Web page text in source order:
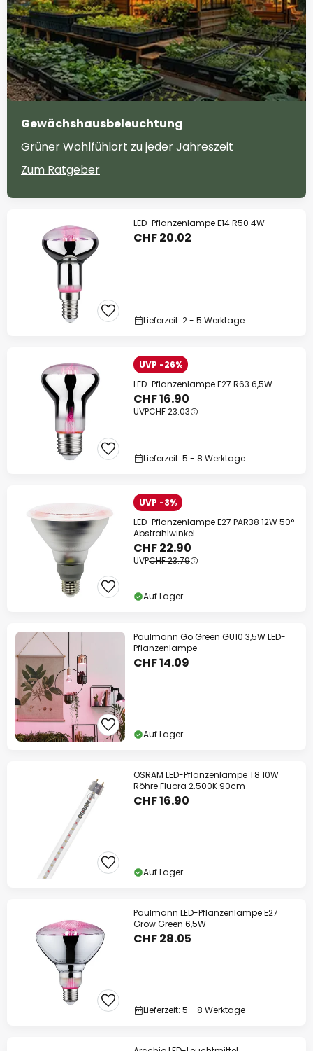
Gewächshausbeleuchtung
Grüner Wohlfühlort zu jeder Jahreszeit
Zum Ratgeber
LED-Pflanzenlampe E14 R50 4W
CHF 20.02
Lieferzeit: 2 - 5 Werktage
UVP -26%
LED-Pflanzenlampe E27 R63 6,5W
CHF 16.90
UVPCHF 23.03
Lieferzeit: 5 - 8 Werktage
UVP -3%
LED-Pflanzenlampe E27 PAR38 12W 50°
Abstrahlwinkel
CHF 22.90
UVPCHF 23.79
Auf Lager
Paulmann Go Green GU10 3,5W LED-
Pflanzenlampe
CHF 14.09
Auf Lager
OSRAM LED-Pflanzenlampe T8 10W
Röhre Fluora 2.500K 90cm
CHF 16.90
Auf Lager
Paulmann LED-Pflanzenlampe E27
Grow Green 6,5W
CHF 28.05
Lieferzeit: 5 - 8 Werktage